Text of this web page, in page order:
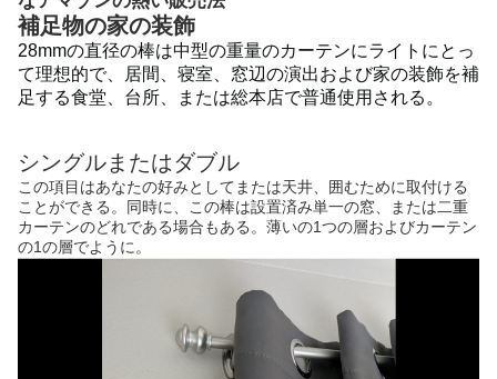
補足物の家の装飾
28mmの直径の棒は中型の重量のカーテンにライトにとっ
て理想的で、居間、寝室、窓辺の演出および家の装飾を補
足する食堂、台所、または総本店で普通使用される。
シングルまたはダブル
この項目はあなたの好みとしてまたは天井、囲むために取付ける
ことができる。同時に、この棒は設置済み単一の窓、または二重
カーテンのどれである場合もある。薄いの1つの層およびカーテン
の1の層でように。